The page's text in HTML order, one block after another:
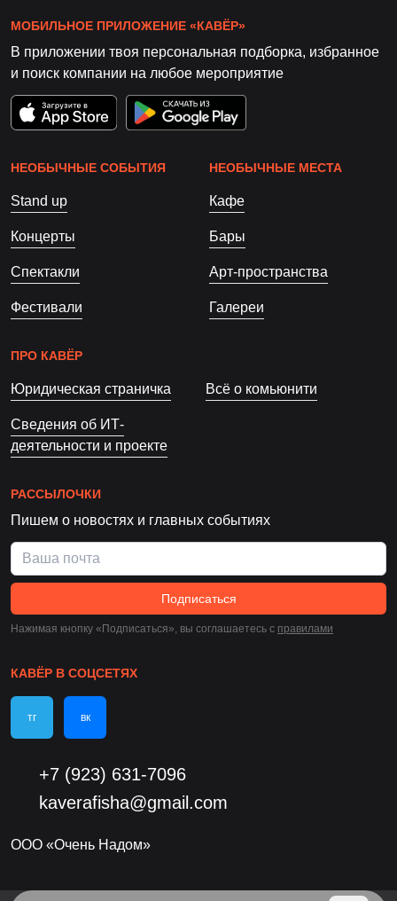
МОБИЛЬНОЕ ПРИЛОЖЕНИЕ «КАВЁР»
В приложении твоя персональная подборка, избранное
и поиск компании на любое мероприятие
НЕОБЫЧНЫЕ СОБЫТИЯ
Stand up
Концерты
Спектакли
Фестивали
НЕОБЫЧНЫЕ МЕСТА
Кафе
Бары
Арт-пространства
Галереи
ПРО КАВЁР
Юридическая страничка Всё о комьюнити
Сведения об ИТ-
деятельности и проекте
РАССЫЛОЧКИ
Пишем о новостях и главных событиях
Подписаться
Нажимая кнопку «Подписаться», вы соглашаетесь c правилами
КАВЁР В СОЦСЕТЯХ
тг вк
+7 (923) 631-7096
kaverafisha@gmail.com
ООО «Очень Надом»